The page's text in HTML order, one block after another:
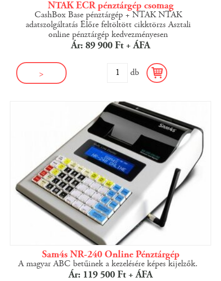
NTAK ECR pénztárgép csomag
CashBox Base pénztárgép + NTAK NTAK
adatszolgáltatás Előre feltöltött cikktörzs Asztali
online pénztárgép kedvezményesen
Ár: 89 900 Ft + ÁFA
> db
Sam4s NR-240 Online Pénztárgép
A magyar ABC betűinek a kezelésére képes kijelzők.
Ár: 119 500 Ft + ÁFA